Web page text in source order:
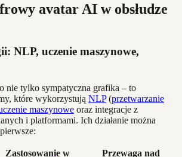
avatar AI w obsłudze
NLP, uczenie maszynowe,
nie tylko sympatyczna grafika – to
które wykorzystują NLP(przetwarzanie
maszynowe oraz integracje z
i platformami. Ich działanie można
Zastosowanie w
Przewaga nad